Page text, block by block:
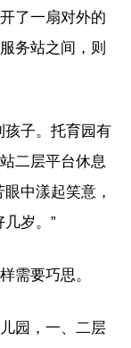
了一扇对外的
务站之间，则
孩子。托育园有
二层平台休息
中漾起笑意，
岁。”
需要巧思。
园，一、二层